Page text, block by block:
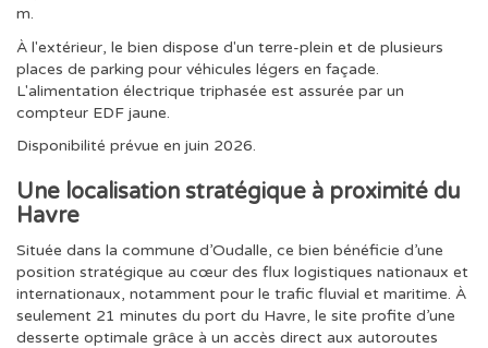
m.
À l'extérieur, le bien dispose d'un terre-plein et de plusieurs
places de parking pour véhicules légers en façade.
L'alimentation électrique triphasée est assurée par un
compteur EDF jaune.
Disponibilité prévue en juin 2026.
Une localisation stratégique à proximité du
Havre
Située dans la commune d’Oudalle, ce bien bénéficie d’une
position stratégique au cœur des flux logistiques nationaux et
internationaux, notamment pour le trafic fluvial et maritime. À
seulement 21 minutes du port du Havre, le site profite d’une
desserte optimale grâce à un accès direct aux autoroutes